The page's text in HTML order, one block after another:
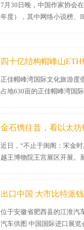
7月30日晚，中国作家协会
年度），其中网络小说榜、
四十亿结构帽峰山
正佳帽峰湾国际文化旅游度
占地630亩的正佳帽峰湾国
金石镌往昔，看以太
近日，“不止于闺阁：宋金
越王博物院王宫展区开展。
出口中国 大市比特派
位于安徽省肥西县的江淮汽
汽车供图 中国国际进口展